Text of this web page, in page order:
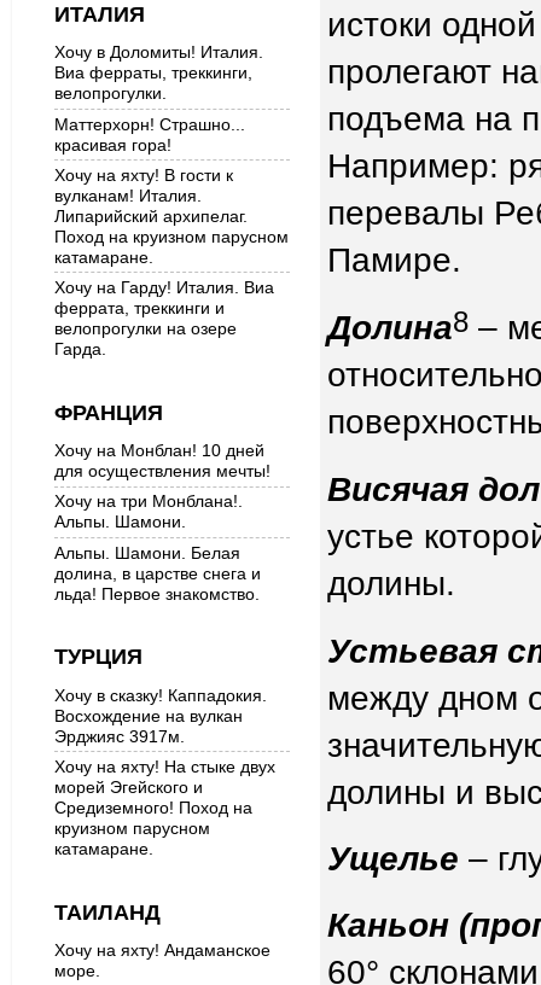
истоки
пролегают
подъема на
Например:
перевалы
Памире.
Долина8 –
Висячая
устье
долины.
Устьевая
между дном
долины и
Ущелье –
Каньон
60°
ИТАЛИЯ
Хочу в Доломиты! Италия.
Виа ферраты, треккинги,
велопрогулки.
Маттерхорн! Страшно...
красивая гора!
Хочу на яхту! В гости к
вулканам! Италия.
Липарийский архипелаг.
Поход на круизном парусном
катамаране.
Хочу на Гарду! Италия. Виа
феррата, треккинги и
велопрогулки на озере
Гарда.
ФРАНЦИЯ
Хочу на Монблан! 10 дней
для осуществления мечты!
Хочу на три Монблана!.
Альпы. Шамони.
Альпы. Шамони. Белая
долина, в царстве снега и
льда! Первое знакомство.
ТУРЦИЯ
Хочу в сказку! Каппадокия.
Восхождение на вулкан
Эрджияс 3917м.
Хочу на яхту! На стыке двух
морей Эгейского и
Средиземного! Поход на
круизном парусном
катамаране.
ТАИЛАНД
Хочу на яхту! Андаманское
море.